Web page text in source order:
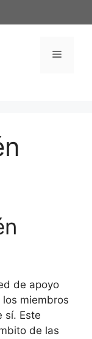
Menú
de apoyo
miembros
sí. Este
de las